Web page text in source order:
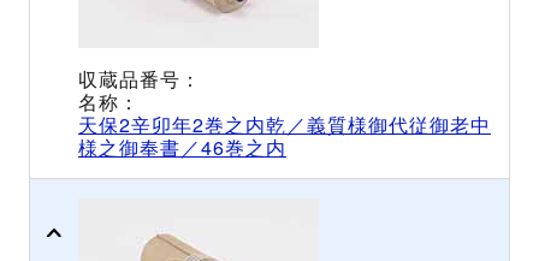
天保2辛卯年2巻之内乾／義質様御代従御老中
様之御奉書／46巻之内